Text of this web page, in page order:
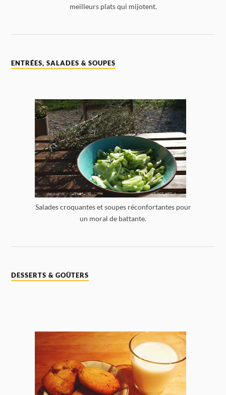
meilleurs plats qui mijotent.
ENTRÉES, SALADES & SOUPES
Salades croquantes et soupes réconfortantes pour
un moral de battante.
DESSERTS & GOÛTERS